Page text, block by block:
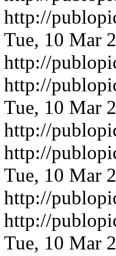
http://
Tue, 10 Mar
http://
http://
Tue, 10 Mar
http://
http://
Tue, 10 Mar
http://
http://
Tue, 10 Mar